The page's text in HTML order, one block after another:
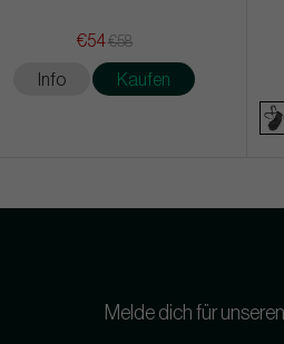
€54€58
Info Kaufen
Melde dich für